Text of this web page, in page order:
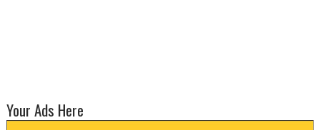
Your Ads Here